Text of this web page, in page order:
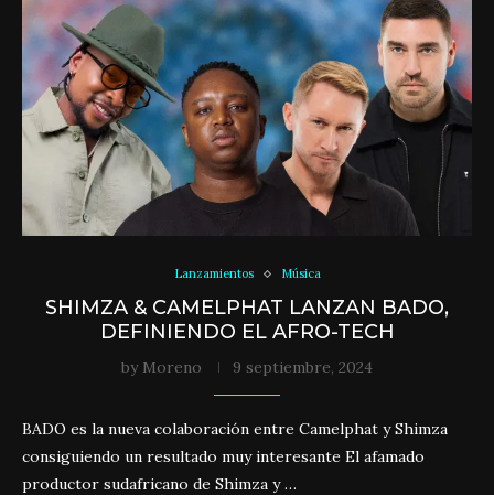
Lanzamientos Música
SHIMZA & CAMELPHAT LANZAN BADO,
DEFINIENDO EL AFRO-TECH
by Moreno 9 septiembre, 2024
BADO es la nueva colaboración entre Camelphat y Shimza
consiguiendo un resultado muy interesante El afamado
productor sudafricano de Shimza y …